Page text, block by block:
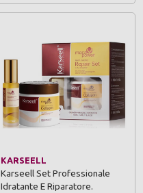
KARSEELL
Karseell Set Professionale
Idratante E Riparatore.